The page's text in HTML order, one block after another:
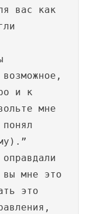
вас как
и к
мне
мне это
это